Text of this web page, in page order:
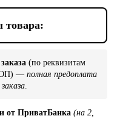
товара:
(по реквизитам
— полная предоплата
от ПриватБанка (на 2,